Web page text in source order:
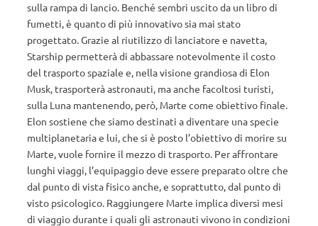
sulla rampa di lancio. Benché sembri uscito da un libro di
fumetti, è quanto di più innovativo sia mai stato
progettato. Grazie al riutilizzo di lanciatore e navetta,
Starship permetterà di abbassare notevolmente il costo
del trasporto spaziale e, nella visione grandiosa di Elon
Musk, trasporterà astronauti, ma anche facoltosi turisti,
sulla Luna mantenendo, però, Marte come obiettivo finale.
Elon sostiene che siamo destinati a diventare una specie
multiplanetaria e lui, che si è posto l’obiettivo di morire su
Marte, vuole fornire il mezzo di trasporto. Per affrontare
lunghi viaggi, l’equipaggio deve essere preparato oltre che
dal punto di vista fisico anche, e soprattutto, dal punto di
visto psicologico. Raggiungere Marte implica diversi mesi
di viaggio durante i quali gli astronauti vivono in condizioni